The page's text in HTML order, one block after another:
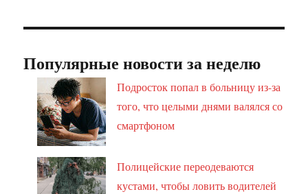
Популярные новости за неделю
Подросток попал в больницу из-за
того, что целыми днями валялся со
смартфоном
Полицейские переодеваются
кустами, чтобы ловить водителей